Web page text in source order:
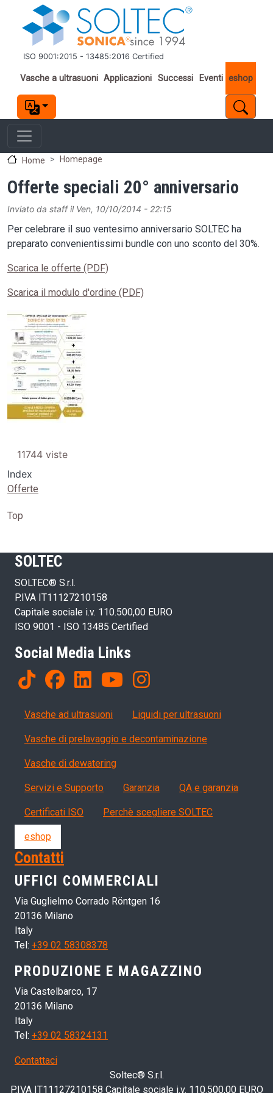
Salta al contenuto principale
ISO 9001:2015 - 13485:2016 Certified
Important links
Vasche a ultrasuoni Applicazioni Successi Eventi eshop
Home Homepage
Offerte speciali 20° anniversario
Inviato da staffil Ven, 10/10/2014 - 22:15
Per celebrare il suo ventesimo anniversario SOLTEC ha
preparato convenientissimi bundle con uno sconto del 30%.
Scarica le offerte (PDF)
Scarica il modulo d'ordine (PDF)
Image
11744 viste
Index
Offerte
Top
SOLTEC
SOLTEC® S.r.l.
P.IVA IT11127210158
Capitale sociale i.v. 110.500,00 EURO
ISO 9001 - ISO 13485 Certified
Social Media Links
Products
Vasche ad ultrasuoni Liquidi per ultrasuoni
Vasche di prelavaggio e decontaminazione
Vasche di dewatering
Servizi, garanzia, QA
Servizi e Supporto Garanzia QA e garanzia
Certificati ISO Perchè scegliere SOLTEC
eshop
Contatti
UFFICI COMMERCIALI
Via Guglielmo Corrado Röntgen 16
20136 Milano
Italy
Tel: +39 02 58308378
PRODUZIONE E MAGAZZINO
Via Castelbarco, 17
20136 Milano
Italy
Tel: +39 02 58324131
Contattaci
Soltec® S.r.l.
P.IVA IT11127210158 Capitale sociale i.v. 110.500,00 EURO